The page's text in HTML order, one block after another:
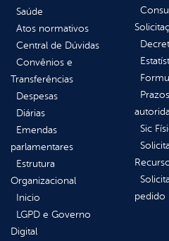
Saúde
Atos normativos
Central de Dúvidas
Convênios e
Transferências
Despesas
Diárias
Emendas
parlamentares
Estrutura
Organizacional
Inicio
LGPD e Governo
Digital
Sic
pedido